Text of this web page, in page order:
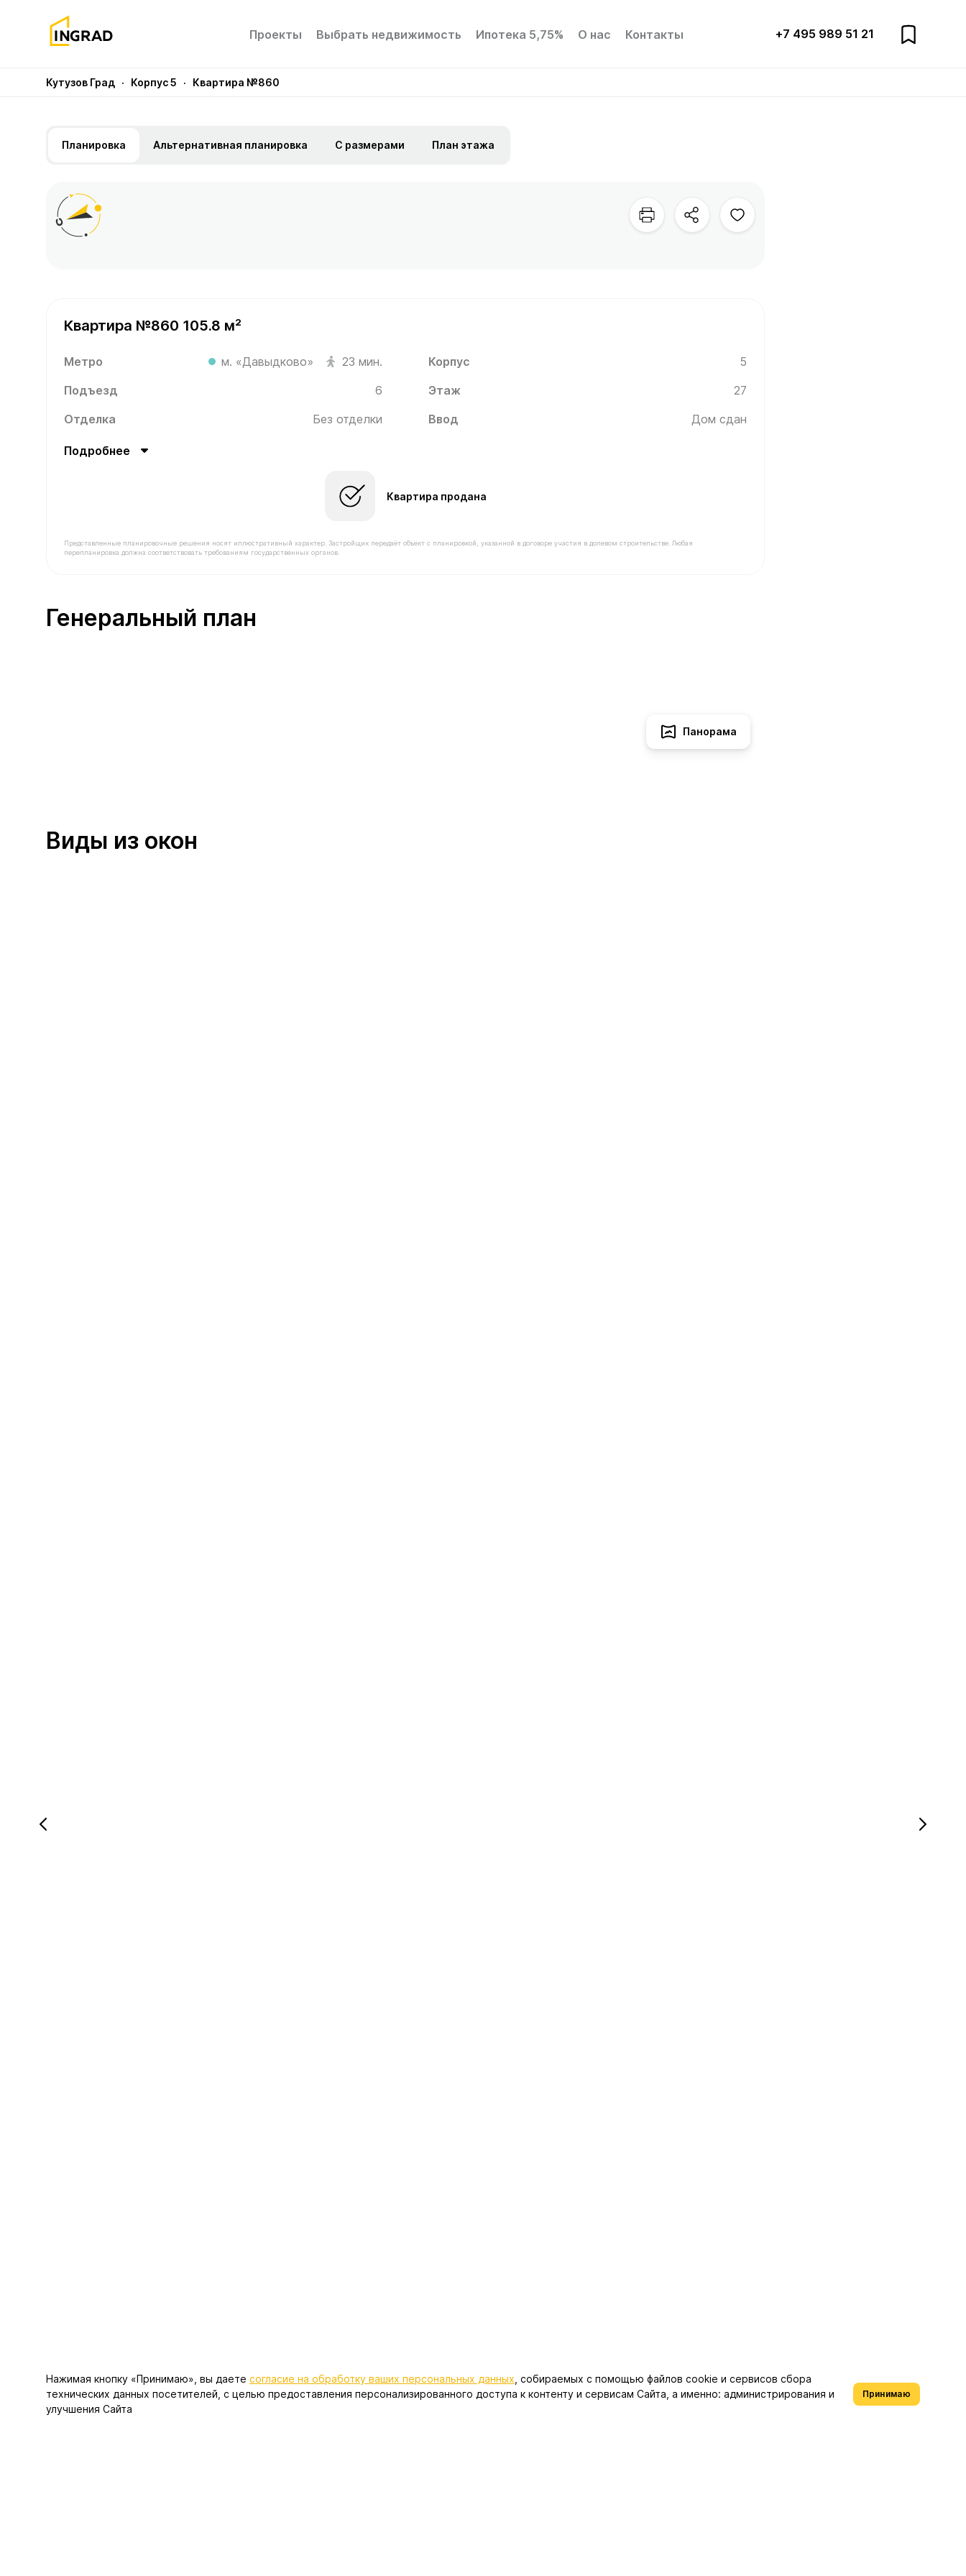
Проекты Выбрать недвижимость Ипотека 5,75% О нас Контакты +7 495 989 51 21
Кутузов Град · Корпус 5 · Квартира №860
Планировка Альтернативная планировка С размерами План этажа
Квартира №860 105.8 м²
Метро м. «Давыдково» 23 мин. Корпус 5
Подъезд 6 Этаж
27
Отделка
Без отделки Ввод Дом сдан
Подробнее
Квартира продана
Представленные планировочные решения носят иллюстративный характер. Застройщик передаёт объект с планировкой, указанной в договоре участия в долевом строительстве. Любая
перепланировка должна соответствовать требованиям государственных органов.
Генеральный план
Панорама
Виды из окон
Нажимая кнопку «Принимаю», вы даете согласие на обработку ваших персональных данных , собираемых с помощью файлов cookie и сервисов сбора
технических данных посетителей, с целью предоставления персонализированного доступа к контенту и сервисам Сайта, а именно: администрирования и
улучшения Сайта
Принимаю